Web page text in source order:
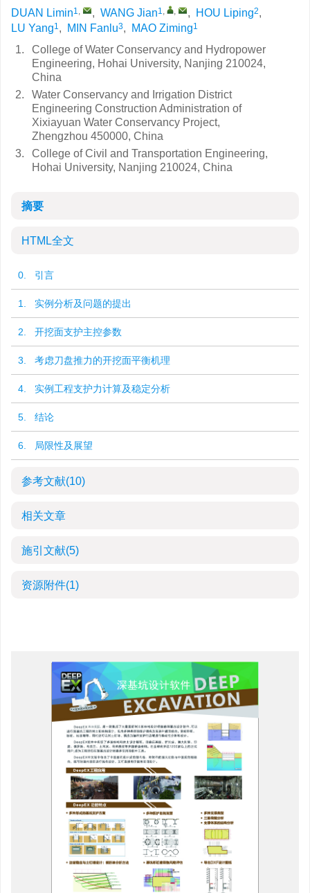
DUAN Limin1, , WANG Jian1, , , HOU Liping2,
LU Yang1, MIN Fanlu3, MAO Ziming1
1.
College of Water Conservancy and Hydropower
Engineering, Hohai University, Nanjing 210024,
China
2.
Water Conservancy and Irrigation District
Engineering Construction Administration of
Xixiayuan Water Conservancy Project,
Zhengzhou 450000, China
3.
College of Civil and Transportation Engineering,
Hohai University, Nanjing 210024, China
摘要
HTML全文
0. 引言
1. 实例分析及问题的提出
2. 开挖面支护主控参数
3. 考虑刀盘推力的开挖面平衡机理
4. 实例工程支护力计算及稳定分析
5. 结论
6. 局限性及展望
参考文献(10)
相关文章
施引文献(5)
资源附件(1)